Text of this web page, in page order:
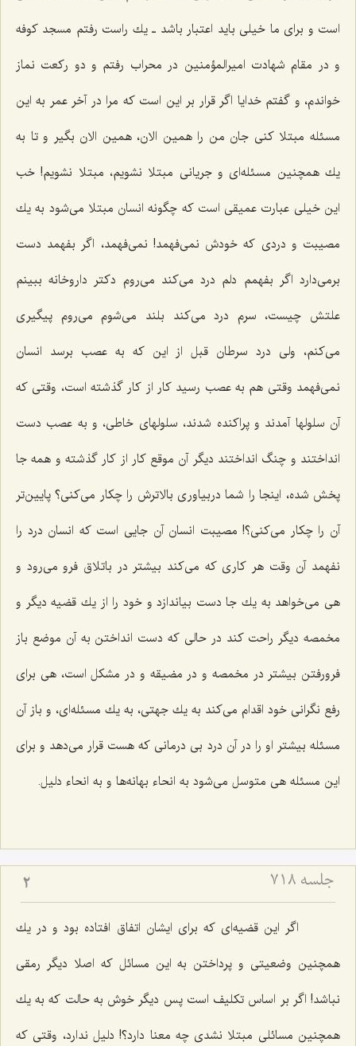
است و برای ما خیلی باید اعتبار باشد ـ یك راست رفتم مسجد كوفه
و در مقام شهادت امیرالمؤمنین در محراب رفتم و دو ركعت نماز
خواندم، و گفتم خدایا اگر قرار بر این است كه مرا در آخر عمر به این
مسئله مبتلا كنی جان من را همین الان، همین الان بگیر و تا به
یك همچنین مسئله‌ای و جریانی مبتلا نشویم، مبتلا نشویم! خب
این خیلی عبارت عمیقی است كه چگونه انسان مبتلا می‌شود به یك
مصیبت و دردی كه خودش نمی‌فهمد! نمی‌فهمد، اگر بفهمد دست
برمی‌دارد اگر بفهمم دلم درد می‌كند می‌روم دكتر داروخانه ببینم
علتش چیست، سرم درد می‌كند بلند می‌شوم می‌روم پیگیری
می‌كنم، ولی درد سرطان قبل از این كه به عصب برسد انسان
نمی‌فهمد وقتی هم به عصب رسید كار از كار گذشته است، وقتی كه
آن سلولها آمدند و پراكنده شدند، سلولهای خاطی، و به عصب دست
انداختند و چنگ انداختند دیگر آن موقع كار از كار گذشته و همه جا
پخش شده، اینجا را شما دربیاوری بالاترش را چكار می‌كنی؟ پایین‌تر
آن را چكار می‌كنی؟! مصیبت انسان آن جایی است كه انسان درد را
نفهمد آن وقت هر كاری كه می‌كند بیشتر در باتلاق فرو می‌رود و
هی می‌خواهد به یك جا دست بیاندازد و خود را از یك قضیه دیگر و
مخمصه دیگر راحت كند در حالی كه دست انداختن به آن موضع باز
فرورفتن بیشتر در مخمصه و در مضیقه و در مشكل است، هی برای
رفع نگرانی خود اقدام می‌كند به یك جهتی، به یك مسئله‌ای، و باز آن
مسئله بیشتر او را در آن درد بی درمانی كه هست قرار می‌دهد و برای
این مسئله هی متوسل می‌شود به انحاء بهانه‌ها و به انحاء دلیل.
جلسه ۷۱۸ 2
اگر این قضیه‌ای كه برای ایشان اتفاق افتاده بود و در یك
همچنین وضعیتی و پرداختن به این مسائل كه اصلا دیگر رمقی
نباشد! اگر بر اساس تكلیف است پس دیگر خوش به حالت كه به یك
همچنین مسائلی مبتلا نشدی چه معنا دارد؟! دلیل ندارد، وقتی كه